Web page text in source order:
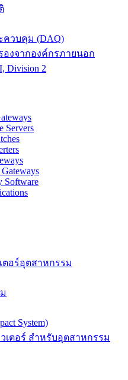
วบคุม (DAQ)
งจากองค์กรภายนอก
Division 2
Servers
Software
อร์อุตสาหกรรม
System)
ตอร์ สำหรับอุตสาหกรรม